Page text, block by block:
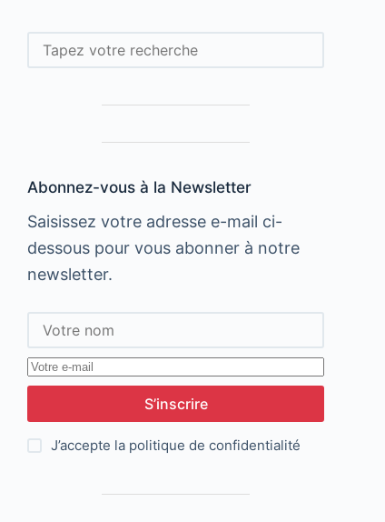
Rechercher
Abonnez-vous à la Newsletter
Saisissez votre adresse e-mail ci-
dessous pour vous abonner à notre
newsletter.
S’inscrire
J’accepte la politique de confidentialité